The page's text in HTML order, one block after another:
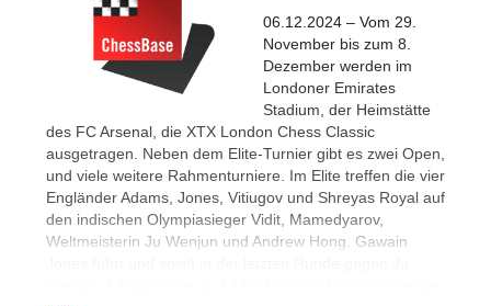
06.12.2024 – Vom 29.
November bis zum 8.
Dezember werden im
Londoner Emirates
Stadium, der Heimstätte
des FC Arsenal, die XTX London Chess Classic
ausgetragen. Neben dem Elite-Turnier gibt es zwei Open,
und viele weitere Rahmenturniere. Im Elite treffen die vier
Engländer Adams, Jones, Vitiugov und Shreyas Royal auf
den indischen Olympiasieger Vidit, Mamedyarov,
Weltmeisterin Ju Wenjun und Andrew Hong. Gawain